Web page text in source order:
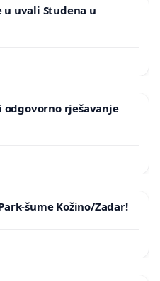
uvali Studena u
rješavanje
šume Kožino/Zadar!